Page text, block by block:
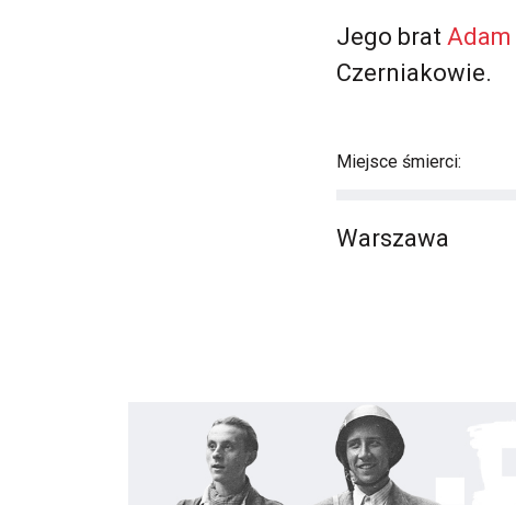
Jego brat Adam
Czerniakowie.
Miejsce śmierci:
Warszawa